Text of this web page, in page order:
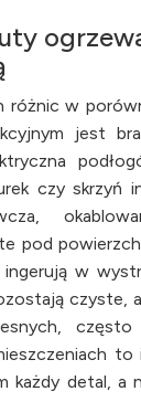
różnic w
jest
czy skrzyń
pod
w
czyste,
często
każdy detal, a